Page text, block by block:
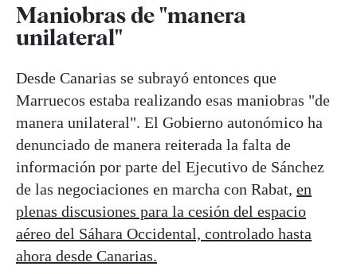
Maniobras de "manera
unilateral"
Desde Canarias se subrayó entonces que
Marruecos estaba realizando esas maniobras "de
manera unilateral". El Gobierno autonómico ha
denunciado de manera reiterada la falta de
información por parte del Ejecutivo de Sánchez
de las negociaciones en marcha con Rabat, en
plenas discusiones para la cesión del espacio
aéreo del Sáhara Occidental, controlado hasta
ahora desde Canarias.